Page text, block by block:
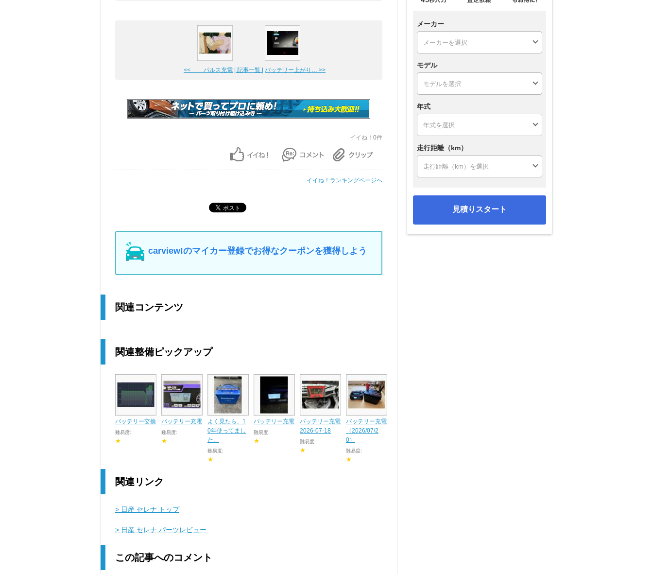
<< パルス充電 | 記事一覧 | バッテリー上がり… >>
イイね！0件
イイね！ランキングページへ
carview!のマイカー登録でお得なクーポンを獲得しよう
関連コンテンツ
関連整備ピックアップ
バッテリー交換
難易度:
★
バッテリー充電
難易度:
★
よく見たら、1
0年使ってまし
た。
難易度:
★
バッテリー充電
難易度:
★
バッテリー充電
2026-07-18
難易度:
★
バッテリー充電
（2026/07/2
0）
難易度:
★
関連リンク
> 日産 セレナ トップ
> 日産 セレナ パーツレビュー
この記事へのコメント
メーカー
モデル
年式
走行距離（km）
見積りスタート